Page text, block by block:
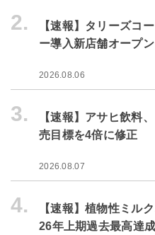
2.
【速報】タリーズコ
ー導入新店舗オープン
2026.08.06
3.
【速報】アサヒ飲
売目標を4倍に修正
2026.08.07
4.
【速報】植物性ミル
26年上期過去最高達成